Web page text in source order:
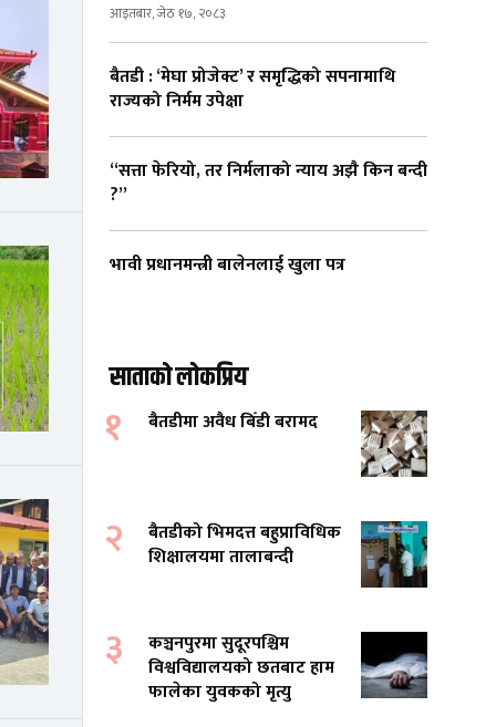
आइतबार, जेठ १७, २०८३
बैतडी : ‘मेघा प्रोजेक्ट’ र समृद्धिको सपनामाथि
राज्यको निर्मम उपेक्षा
“सत्ता फेरियो, तर निर्मलाको न्याय अझै किन बन्दी
?”
भावी प्रधानमन्त्री बालेनलाई खुला पत्र
साताको लोकप्रिय
१ बैतडीमा अवैध बिँडी बरामद
२
बैतडीको भिमदत्त बहुप्राविधिक
शिक्षालयमा तालाबन्दी
३
कञ्चनपुरमा सुदूरपश्चिम
विश्वविद्यालयको छतबाट हाम
फालेका युवकको मृत्यु